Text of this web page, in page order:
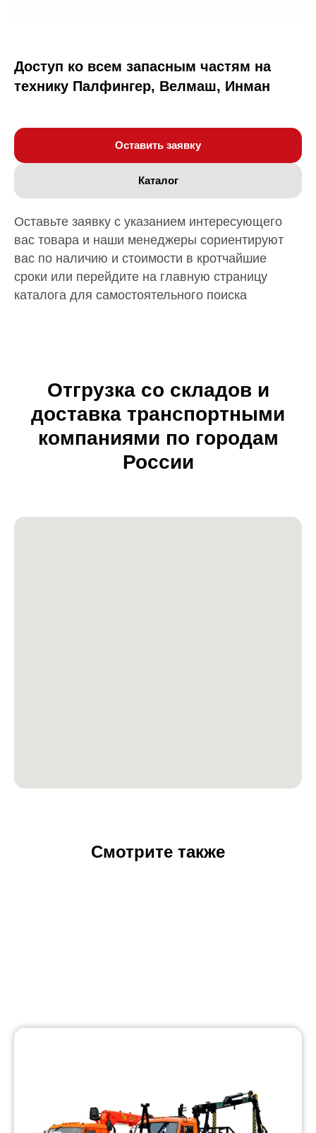
Доступ ко всем запасным частям на
технику Палфингер, Велмаш, Инман
Оставить заявку
Каталог
Оставьте заявку с указанием интересующего
вас товара и наши менеджеры сориентируют
вас по наличию и стоимости в кротчайшие
сроки или перейдите на главную страницу
каталога для самостоятельного поиска
Отгрузка со складов и
доставка транспортными
компаниями по городам
России
Смотрите также